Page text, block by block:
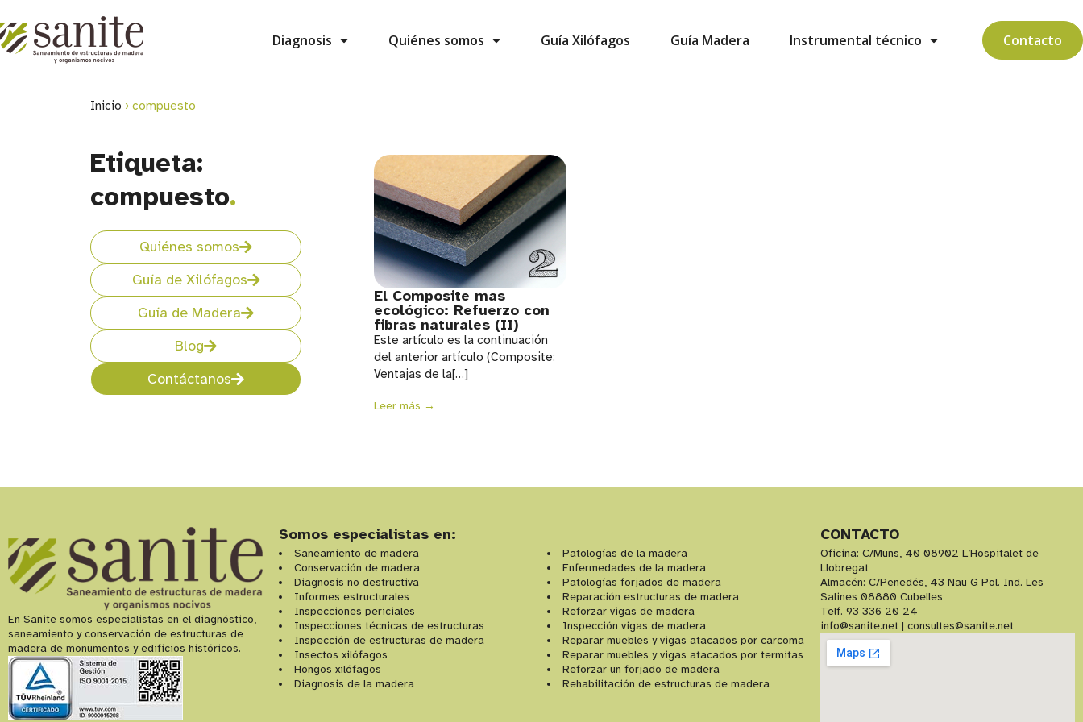
Diagnosis Quiénes somos Guía Xilófagos Guía Madera Instrumental técnico Contacto
Inicio › compuesto
Etiqueta:
compuesto.
Quiénes somos
Guía de Xilófagos
Guía de Madera
Blog
Contáctanos
El Composite mas
ecológico: Refuerzo con
fibras naturales (II)
Este artículo es la continuación
del anterior artículo (Composite:
Ventajas de la[…]
Leer más →
En Sanite somos especialistas en el diagnóstico,
saneamiento y conservación de estructuras de
madera de monumentos y edificios históricos.
Somos especialistas en:
Saneamiento de madera
Conservación de madera
Diagnosis no destructiva
Informes estructurales
Inspecciones periciales
Inspecciones técnicas de estructuras
Inspección de estructuras de madera
Insectos xilófagos
Hongos xilófagos
Diagnosis de la madera
Patologías de la madera
Enfermedades de la madera
Patologías forjados de madera
Reparación estructuras de madera
Reforzar vigas de madera
Inspección vigas de madera
Reparar muebles y vigas atacados por carcoma
Reparar muebles y vigas atacados por termitas
Reforzar un forjado de madera
Rehabilitación de estructuras de madera
CONTACTO
Oficina: C/Muns, 40 08902 L’Hospitalet de
Llobregat
Almacén: C/Penedés, 43 Nau G Pol. Ind. Les
Salines 08880 Cubelles
Telf. 93 336 20 24
info@sanite.net | consultes@sanite.net